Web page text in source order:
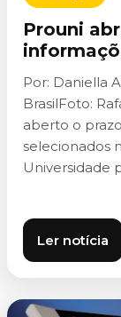
Prouni
Por: Daniella
BrasilFoto:
aberto o
selecionados
Universidade
Ler notícia